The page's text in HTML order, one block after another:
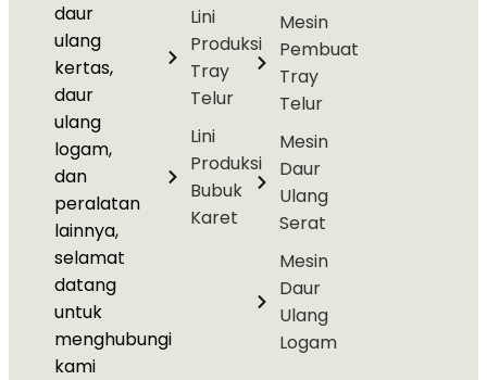
daur
ulang
kertas,
daur
ulang
logam,
dan
peralatan
lainnya,
selamat
datang
untuk
menghubungi
kami
Lini
Produksi
Tray
Telur
Lini
Produksi
Bubuk
Karet
Mesin
Pembuat
Tray
Telur
Mesin
Daur
Ulang
Serat
Mesin
Daur
Ulang
Logam